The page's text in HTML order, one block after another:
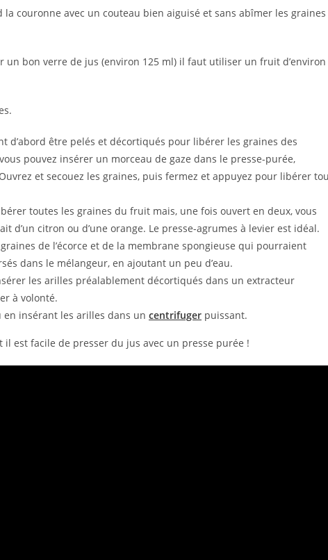
couronne avec un couteau bien aiguisé et sans abîmer les graines
un bon verre de jus (environ 125 ml) il faut utiliser un fruit d’environ
d’abord être pelés et décortiqués pour libérer les graines des
pouvez insérer un morceau de gaze dans le presse-purée,
et secouez les graines, puis fermez et appuyez pour libérer
toutes les graines du fruit mais, une fois ouvert en deux, vous
d’un citron ou d’une orange. Le presse-agrumes à levier est idéal.
de l’écorce et de la membrane spongieuse qui pourraient
dans le mélangeur, en ajoutant un peu d’eau.
les arilles préalablement décortiqués dans un extracteur
à volonté.
en insérant les arilles dans un centrifuger puissant.
est facile de presser du jus avec un presse purée !